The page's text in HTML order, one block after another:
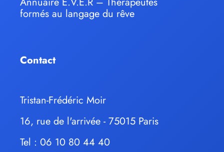
formés au langage du rêve
Contact
Tristan-Frédéric Moir
16, rue de l'arrivée - 75015 Paris
Tel : 06 10 80 44 40